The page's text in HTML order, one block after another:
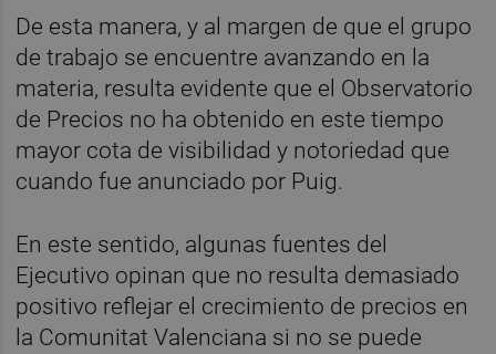
De esta manera, y al margen de que el grupo
de trabajo se encuentre avanzando en la
materia, resulta evidente que el Observatorio
de Precios no ha obtenido en este tiempo
mayor cota de visibilidad y notoriedad que
cuando fue anunciado por Puig.
En este sentido, algunas fuentes del
Ejecutivo opinan que no resulta demasiado
positivo reflejar el crecimiento de precios en
la Comunitat Valenciana si no se puede